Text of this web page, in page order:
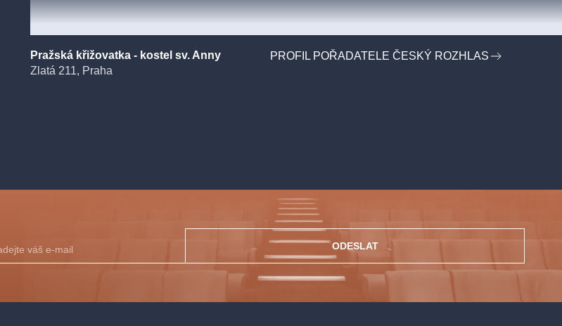
Pražská křižovatka - kostel sv. Anny
Zlatá 211, Praha
PROFIL POŘADATELE ČESKÝ ROZHLAS
ODESLAT